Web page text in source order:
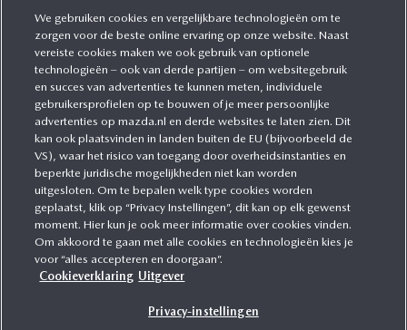
CATEGORIEËN
MEER INFORMATIE
MEER ERVAREN
We gebruiken cookies en vergelijkbare technologieën om te
zorgen voor de beste online ervaring op onze website. Naast
vereiste cookies maken we ook gebruik van optionele
technologieën – ook van derde partijen – om websitegebruik
en succes van advertenties te kunnen meten, individuele
gebruikersprofielen op te bouwen of je meer persoonlijke
advertenties op mazda.nl en derde websites te laten zien. Dit
kan ook plaatsvinden in landen buiten de EU (bijvoorbeeld de
VS), waar het risico van toegang door overheidsinstanties en
beperkte juridische mogelijkheden niet kan worden
uitgesloten. Om te bepalen welk type cookies worden
geplaatst, klik op “Privacy Instellingen”, dit kan op elk gewenst
moment. Hier kun je ook meer informatie over cookies vinden.
Om akkoord te gaan met alle cookies en technologieën kies je
voor “alles accepteren en doorgaan”.
Cookieverklaring Uitgever
Privacy-instellingen